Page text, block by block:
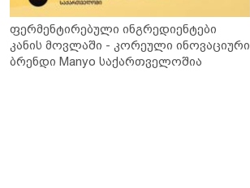
ფერმენტირებული ინგრედიენტები
კანის მოვლაში - კორეული ინოვაციური
ბრენდი Manyo საქართველოშია